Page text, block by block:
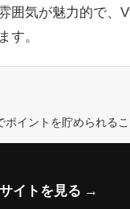
気が魅力的で、
す。
イントを貯められるこ
イトを見る →